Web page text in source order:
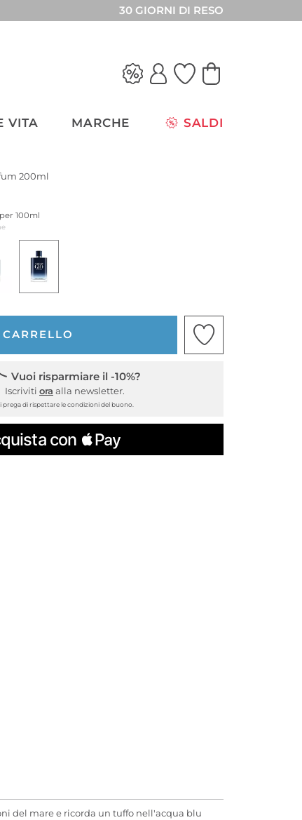
30 GIORNI DI RESO
VITA MARCHE SALDI
200ml
100ml
Vuoi risparmiare il -10%?
Iscriviti ora alla newsletter.
prega di rispettare le condizioni del buono.
del mare e ricorda un tuffo nell'acqua blu